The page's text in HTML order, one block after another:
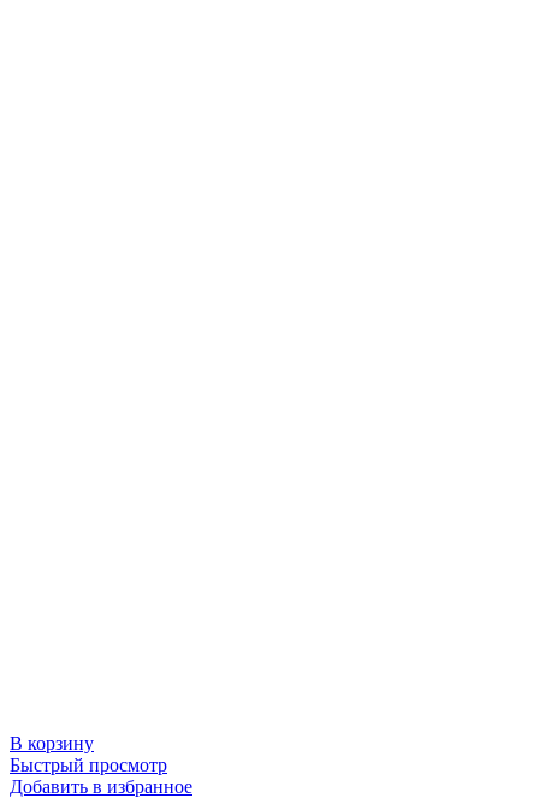
В корзину
Быстрый просмотр
Добавить в избранное